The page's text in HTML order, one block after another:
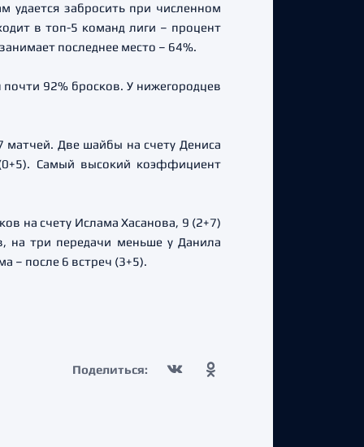
удается забросить при численном
в топ-5 команд лиги – процент
последнее место – 64%.
92% бросков. У нижегородцев
матчей. Две шайбы на счету Дениса
Самый высокий коэффициент
на счету Ислама Хасанова, 9 (2+7)
на три передачи меньше у Данила
– после 6 встреч (3+5).
Поделиться: